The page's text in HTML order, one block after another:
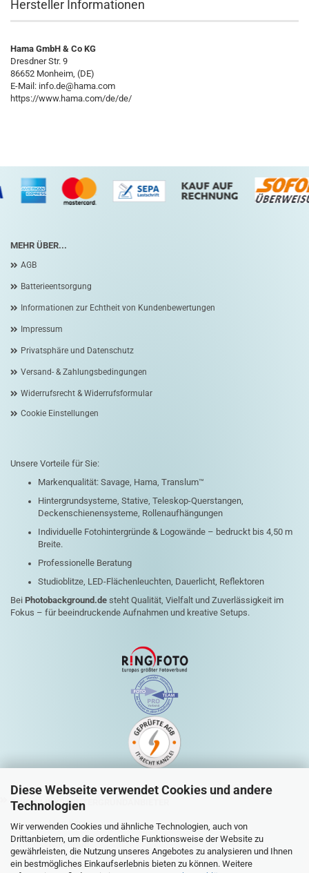
Diese Webseite verwendet Cookies und andere
Technologien
Wir verwenden Cookies und ähnliche Technologien, auch von
Drittanbietern, um die ordentliche Funktionsweise der Website zu
gewährleisten, die Nutzung unseres Angebotes zu analysieren und Ihnen
ein bestmögliches Einkaufserlebnis bieten zu können. Weitere
Hersteller Informationen
Hama GmbH & Co KG
Dresdner Str. 9
86652 Monheim, (DE)
E-Mail: info.de@hama.com
https://www.hama.com/de/de/
MEHR ÜBER...
AGB
Batterieentsorgung
Informationen zur Echtheit von Kundenbewertungen
Impressum
Privatsphäre und Datenschutz
Versand- & Zahlungsbedingungen
Widerrufsrecht & Widerrufsformular
Cookie Einstellungen
Unsere Vorteile für Sie:
Markenqualität: Savage, Hama, Translum™
Hintergrundsysteme, Stative, Teleskop-Querstangen,
Deckenschienensysteme, Rollenaufhängungen
Individuelle Fotohintergründe & Logowände – bedruckt bis 4,50 m
Breite.
Professionelle Beratung
Studioblitze, LED-Flächenleuchten, Dauerlicht, Reflektoren
Bei Photobackground.de steht Qualität, Vielfalt und Zuverlässigkeit im
Fokus – für beeindruckende Aufnahmen und kreative Setups.
QUICK-LINKS HINTERGRUNDANBIETER
Mein Konto
Warenkorb
Zur Kasse